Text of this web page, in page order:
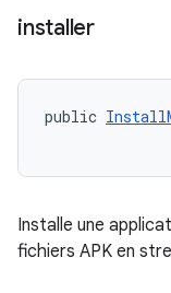
installer
public
Installe une
fichiers APK en